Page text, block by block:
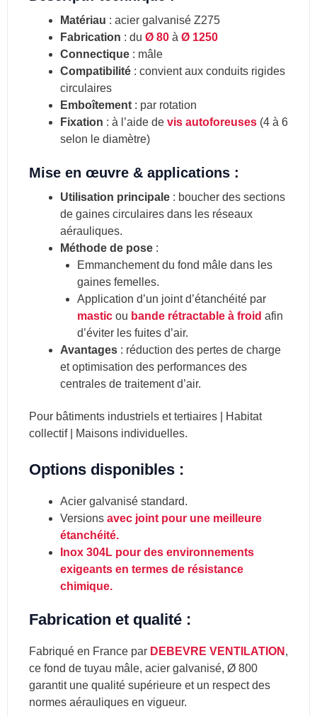
Matériau : acier galvanisé Z275
Fabrication : du Ø 80à Ø 1250
Connectique: mâle
Compatibilité: convient aux conduits rigides
circulaires
Emboîtement: par rotation
Fixation : à l’aide de vis autoforeuses(4 à 6
selon le diamètre)
Mise en œuvre & applications :
Utilisation principale: boucher des sections
de gaines circulaires dans les réseaux
aérauliques.
Méthode de pose:
Emmanchement du fond mâle dans les
gaines femelles.
Application d’un joint d’étanchéité par
masticou bande rétractable à froid afin
d’éviter les fuites d’air.
Avantages: réduction des pertes de charge
et optimisation des performances des
centrales de traitement d’air.
Pour bâtiments industriels et tertiaires | Habitat
collectif | Maisons individuelles.
Options disponibles :
Acier galvanisé standard.
Versions avec joint pour une meilleure
étanchéité.
Inox 304L pour des environnements
exigeants en termes de résistance
chimique.
Fabrication et qualité :
Fabriqué en France par DEBEVRE VENTILATION ,
ce fond de tuyau mâle, acier galvanisé, Ø 800
garantit une qualité supérieure et un respect des
normes aérauliques en vigueur.